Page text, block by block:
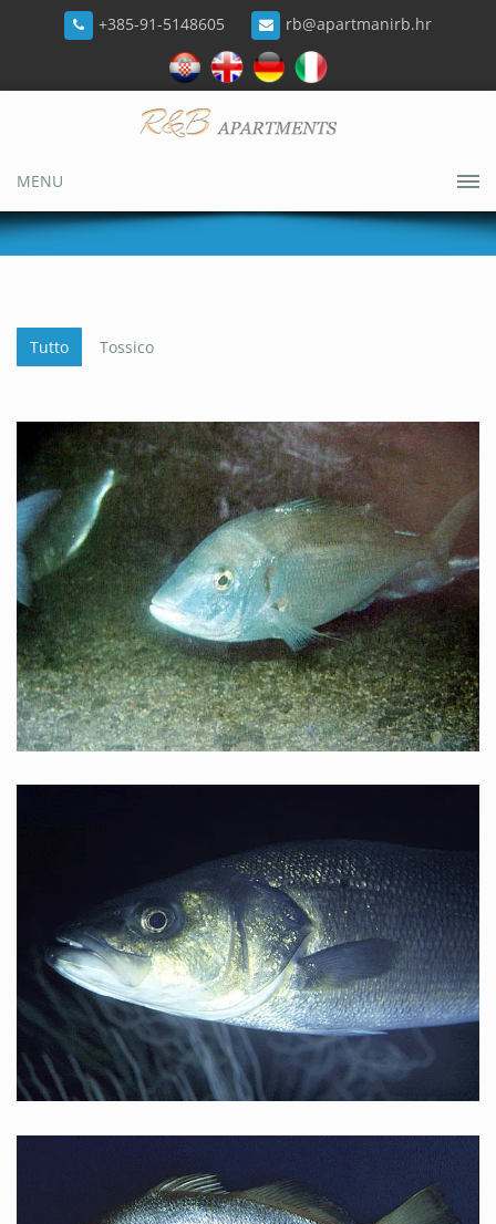
+385-91-5148605 rb@apartmanirb.hr
MENU
Tutto Tossico